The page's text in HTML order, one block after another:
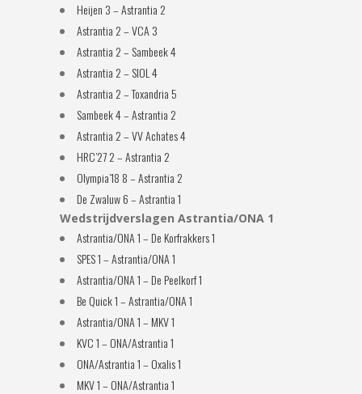
Heijen 3 – Astrantia 2
Astrantia 2 – VCA 3
Astrantia 2 – Sambeek 4
Astrantia 2 – SIOL 4
Astrantia 2 – Toxandria 5
Sambeek 4 – Astrantia 2
Astrantia 2 – VV Achates 4
HRC’27 2 – Astrantia 2
Olympia’18 8 – Astrantia 2
De Zwaluw 6 – Astrantia 1
Wedstrijdverslagen Astrantia/ONA 1
Astrantia/ONA 1 – De Korfrakkers 1
SPES 1 – Astrantia/ONA 1
Astrantia/ONA 1 – De Peelkorf 1
Be Quick 1 – Astrantia/ONA 1
Astrantia/ONA 1 – MKV 1
KVC 1 – ONA/Astrantia 1
ONA/Astrantia 1 – Oxalis 1
MKV 1 – ONA/Astrantia 1